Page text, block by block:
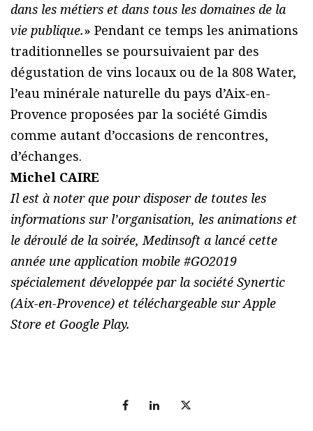
dans les métiers et dans tous les domaines de la
vie publique.» Pendant ce temps les animations
traditionnelles se poursuivaient par des
dégustation de vins locaux ou de la 808 Water,
l’eau minérale naturelle du pays d’Aix-en-
Provence proposées par la société Gimdis
comme autant d’occasions de rencontres,
d’échanges.
Michel CAIRE
Il est à noter que pour disposer de toutes les
informations sur l’organisation, les animations et
le déroulé de la soirée, Medinsoft a lancé cette
année une application mobile #GO2019
spécialement développée par la société Synertic
(Aix-en-Provence) et téléchargeable sur Apple
Store et Google Play.